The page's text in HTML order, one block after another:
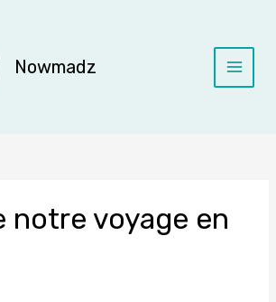
Nowmadz
Main
notre voyage en